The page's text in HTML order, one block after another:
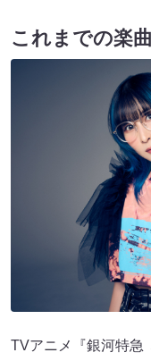
これまでの楽
TVアニメ『銀河特